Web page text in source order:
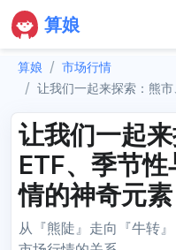
算娘
算娘
市场行情
让我们一起来探索：熊市、现货
让我们一起
ETF、季节
情的神奇元素
从『熊陡』走向『牛转